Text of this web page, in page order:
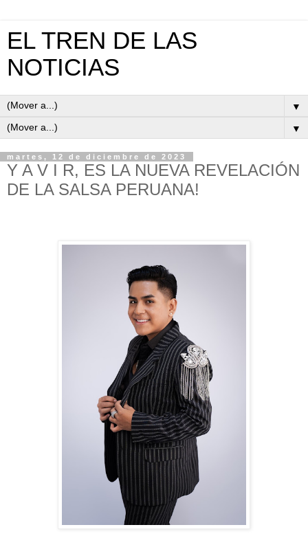
EL TREN DE LAS
NOTICIAS
▼
▼
martes, 12 de diciembre de 2023
Y A V I R, ES LA NUEVA REVELACIÓN
DE LA SALSA PERUANA!